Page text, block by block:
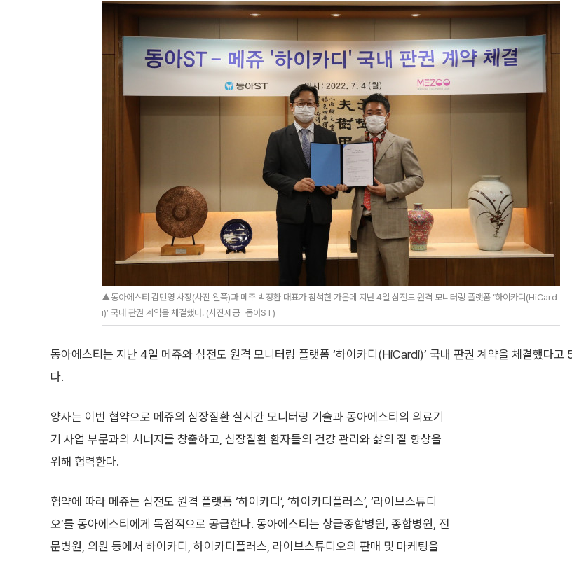
▲동아에스티 김민영 사장(사진 왼쪽)과 메주 박정환 대표가 참석한 가운데 지난 4일 심전도 원격 모니터링 플랫폼 ‘하이카디(HiCard
i)’ 국내 판권 계약을 체결했다. (사진제공=동아ST)
동아에스티는 지난 4일 메쥬와 심전도 원격 모니터링 플랫폼 ‘하이카디(HiCardi)’ 국내 판권 계약을 체결했다고
다.
양사는 이번 협약으로 메쥬의 심장질환 실시간 모니터링 기술과 동아에스티의 의료기
기 사업 부문과의 시너지를 창출하고, 심장질환 환자들의 건강 관리와 삶의 질 향상을
위해 헙력한다.
협약에 따라 메쥬는 심전도 원격 플랫폼 ‘하이카디’, ‘하이카디플러스’, ‘라이브스튜디
오’를 동아에스티에게 독점적으로 공급한다. 동아에스티는 상급종합병원, 종합병원, 전
문병원, 의원 등에서 하이카디, 하이카디플러스, 라이브스튜디오의 판매 및 마케팅을